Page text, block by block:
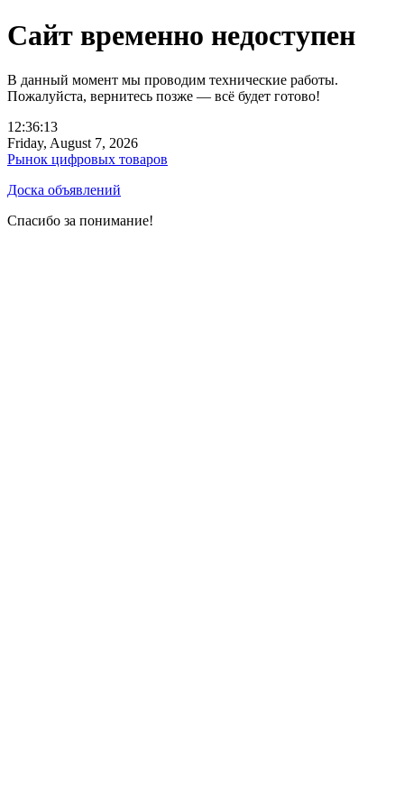
Сайт временно недоступен
В данный момент мы проводим технические работы.
Пожалуйста, вернитесь позже — всё будет готово!
12:36:13
Friday, August 7, 2026
Рынок цифровых товаров
Доска объявлений
Спасибо за понимание!